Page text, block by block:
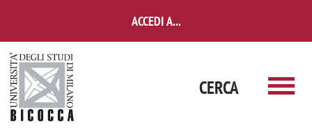
ACCEDI A...
CERCA